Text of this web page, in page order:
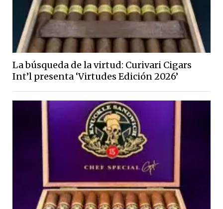
La búsqueda de la virtud: Curivari Cigars
Int’l presenta ‘Virtudes Edición 2026’